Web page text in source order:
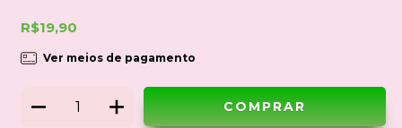
R$19,90
Ver meios de pagamento